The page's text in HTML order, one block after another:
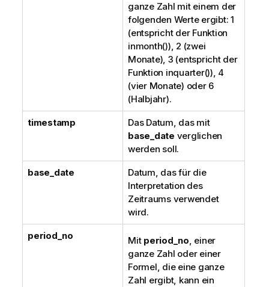
ganze Zahl mit einem der
folgenden Werte ergibt: 1
(entspricht der Funktion
inmonth()), 2 (zwei
Monate), 3 (entspricht der
Funktion inquarter()), 4
(vier Monate) oder 6
(Halbjahr).
timestamp
Das Datum, das mit
base_date verglichen
werden soll.
base_date
Datum, das für die
Interpretation des
Zeitraums verwendet
wird.
period_no Mit period_no, einer
ganze Zahl oder einer
Formel, die eine ganze
Zahl ergibt, kann ein